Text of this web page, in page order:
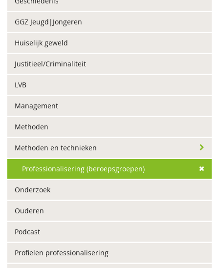
GGZ Jeugd|Jongeren
Huiselijk geweld
Justitieel/Criminaliteit
LVB
Management
Methoden
Methoden en technieken
Professionalisering (beroepsgroepen)
Onderzoek
Ouderen
Podcast
Profielen professionalisering